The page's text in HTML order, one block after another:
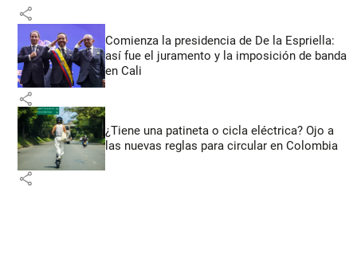
share
Comienza la presidencia de De la Espriella:
así fue el juramento y la imposición de banda
en Cali
share
¿Tiene una patineta o cicla eléctrica? Ojo a
las nuevas reglas para circular en Colombia
share